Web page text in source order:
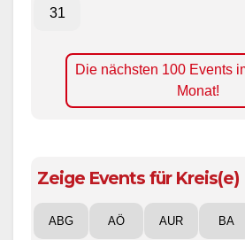
31
Die nächsten 100 Events
Monat!
Zeige Events für Kreis(e)
ABG AÖ AUR BA